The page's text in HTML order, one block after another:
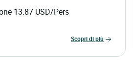
13.87 USD/Pers
scopri di più